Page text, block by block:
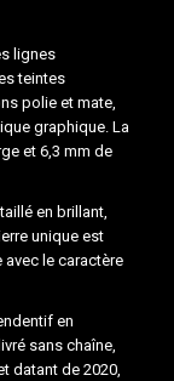
lignes
teintes
polie et mate,
graphique. La
et 6,3 mm de
en brillant,
unique est
le caractère
en
sans chaîne,
datant de 2020,